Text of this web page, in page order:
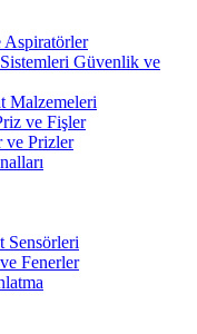
Güvenlik ve
Malzemeleri
ve Fişler
ve Prizler
Sensörleri
Fenerler